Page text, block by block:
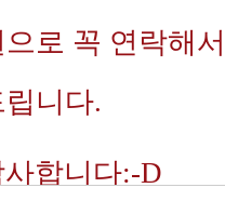
로 꼭 연락해서
니다.
사합니다:-D